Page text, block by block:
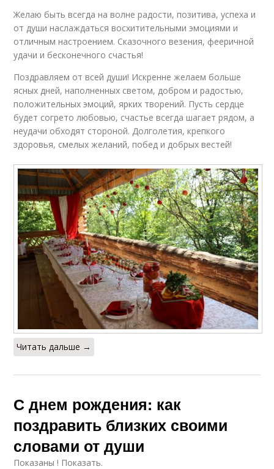
Желаю быть всегда на волне радости, позитива, успеха и
от души наслаждаться восхитительными эмоциями и
отличным настроением. Сказочного везения, фееричной
удачи и бесконечного счастья!
Поздравляем от всей души! Искренне желаем больше
ясных дней, наполненных светом, добром и радостью,
положительных эмоций, ярких творений. Пусть сердце
будет согрето любовью, счастье всегда шагает рядом, а
неудачи обходят стороной. Долголетия, крепкого
здоровья, смелых желаний, побед и добрых вестей!
Читать дальше →
С днем рождения: как
поздравить близких своими
словами от души
Показаны ! Показать.